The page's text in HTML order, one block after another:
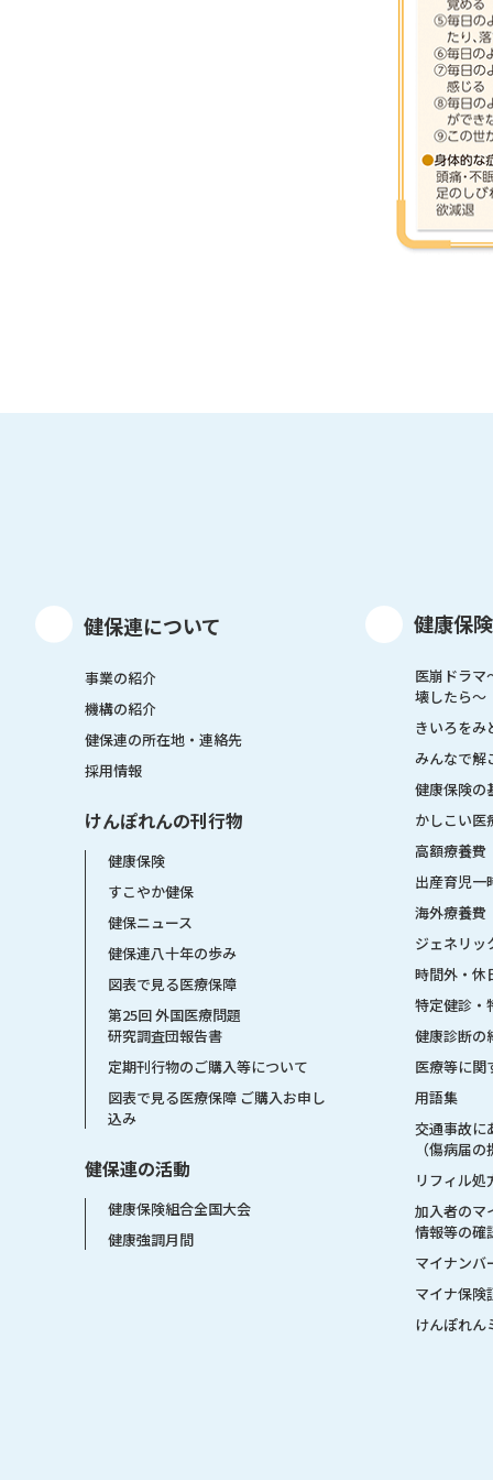
健保連について
事業の紹介
機構の紹介
健保連の所在地・連絡先
採用情報
けんぽれんの刊行物
健康保険
すこやか健保
健保ニュース
健保連八十年の歩み
図表で見る医療保障
第25回 外国医療問題
研究調査団報告書
定期刊行物のご購入等について
図表で見る医療保障 ご購入お申し
込み
健保連の活動
健康保険組合全国大会
健康強調月間
健康保
医崩ドラマ
壊したら〜
きいろをみ
みんなで解
健康保険の
かしこい医
高額療養費
出産育児一
海外療養費
ジェネリッ
時間外・休
特定健診・
健康診断の
医療等に関
用語集
交通事故に
（傷病届
リフィル処
加入者のマ
情報等の確
マイナンバ
マイナ保険
けんぽれん